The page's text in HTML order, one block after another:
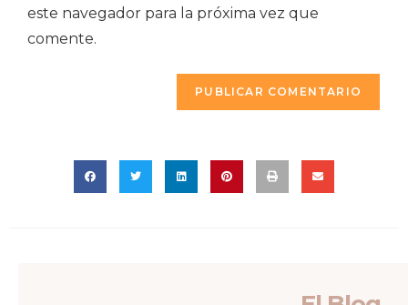
este navegador para la próxima vez que
comente.